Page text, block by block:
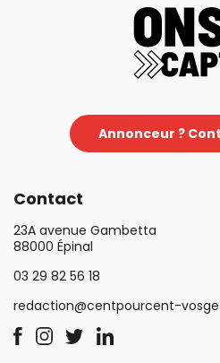
Annonceur ?
Contact
23A avenue Gambetta
88000 Épinal
03 29 82 56 18
redaction@centpourcent-